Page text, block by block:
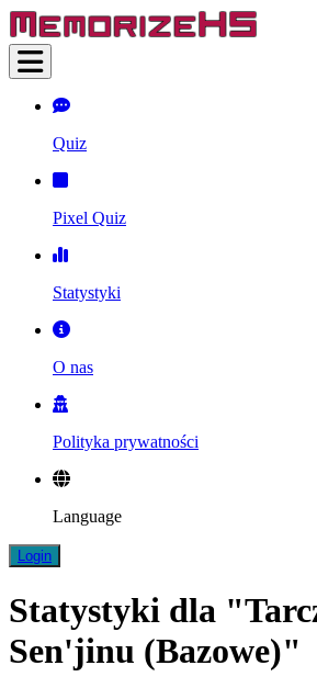
Quiz
Pixel Quiz
Statystyki
O nas
Polityka prywatności
Language
Login
Statystyki dla
Sen'jinu (Bazowe)"